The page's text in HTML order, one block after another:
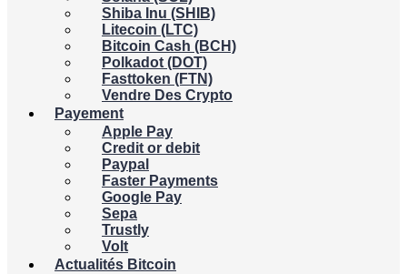
Shiba Inu (SHIB)
Litecoin (LTC)
Bitcoin Cash (BCH)
Polkadot (DOT)
Fasttoken (FTN)
Vendre Des Crypto
Payement
Apple Pay
Credit or debit
Paypal
Faster Payments
Google Pay
Sepa
Trustly
Volt
Actualités Bitcoin